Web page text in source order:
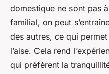
domestique ne sont pas
familial, on peut
des autres, ce qui
l’aise. Cela rend
qui préfèrent la